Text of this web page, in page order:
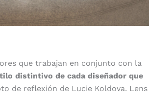
que trabajan en conjunto con la
distintivo de cada diseñador que
de reflexión de Lucie Koldova. Lens